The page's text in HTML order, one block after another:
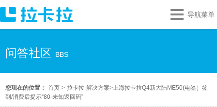
导航菜单
问答社区 BBS
您现在的位置： 首页 > 拉卡拉-解决方案>上海拉卡拉Q4新大陆ME50(电签）签
到/消费后提示“80-未知返回码”